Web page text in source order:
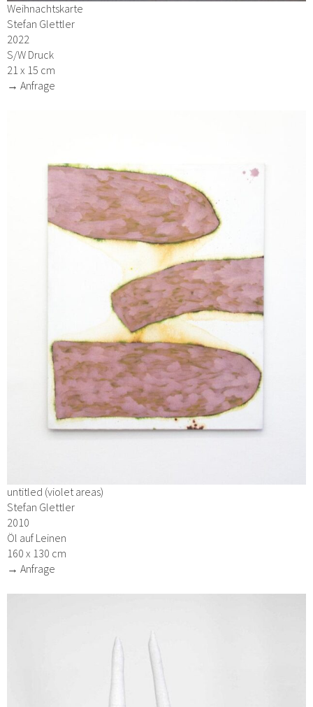
Weihnachtskarte
Stefan Glettler
2022
S/W Druck
21 x 15 cm
→ Anfrage
untitled (violet areas)
Stefan Glettler
2010
Öl auf Leinen
160 x 130 cm
→ Anfrage